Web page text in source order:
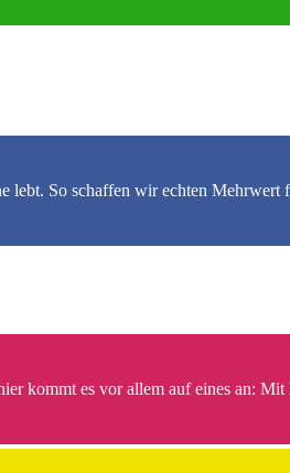
lebt. So schaffen wir echten Mehrwert
kommt es vor allem auf eines an: